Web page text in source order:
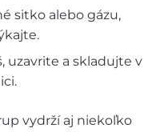
sitko alebo gázu,
uzavrite a skladujte v
vydrží aj niekoľko